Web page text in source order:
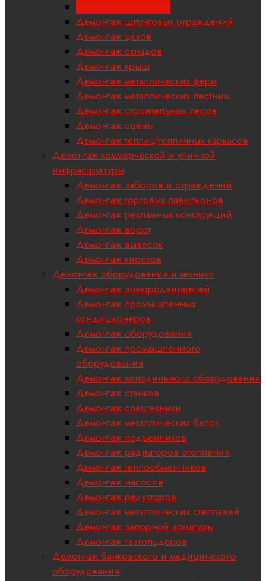
Демонтаж шпунтовых ограждений
Демонтаж цехов
Демонтаж складов
Демонтаж крыш
Демонтаж металлических ферм
Демонтаж металлических лестниц
Демонтаж строительных лесов
Демонтаж сцены
Демонтаж теплиц|тепличных каркасов
Демонтаж коммерческой и уличной
инфраструктуры
Демонтаж заборов и ограждений
Демонтаж торговых павильонов
Демонтаж рекламных конструкций
Демонтаж ворот
Демонтаж вывесок
Демонтаж киосков
Демонтаж оборудования и техники
Демонтаж электродвигателей
Демонтаж промышленных
кондиционеров
Демонтаж оборудования
Демонтаж промышленного
оборудования
Демонтаж холодильного оборудования
Демонтаж станков
Демонтаж спецтехники
Демонтаж металлических балок
Демонтаж подъемников
Демонтаж радиаторов отопления
Демонтаж теплообменников
Демонтаж насосов
Демонтаж редукторов
Демонтаж металлических стеллажей
Демонтаж запорной арматуры
Демонтаж газгольдеров
Демонтаж банковского и медицинского
оборудования